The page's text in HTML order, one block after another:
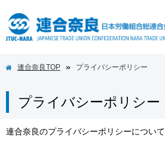
連合奈良TOP プライバシーポリシー
プライバシーポリシー
連合奈良のプライバシーポリシーについて